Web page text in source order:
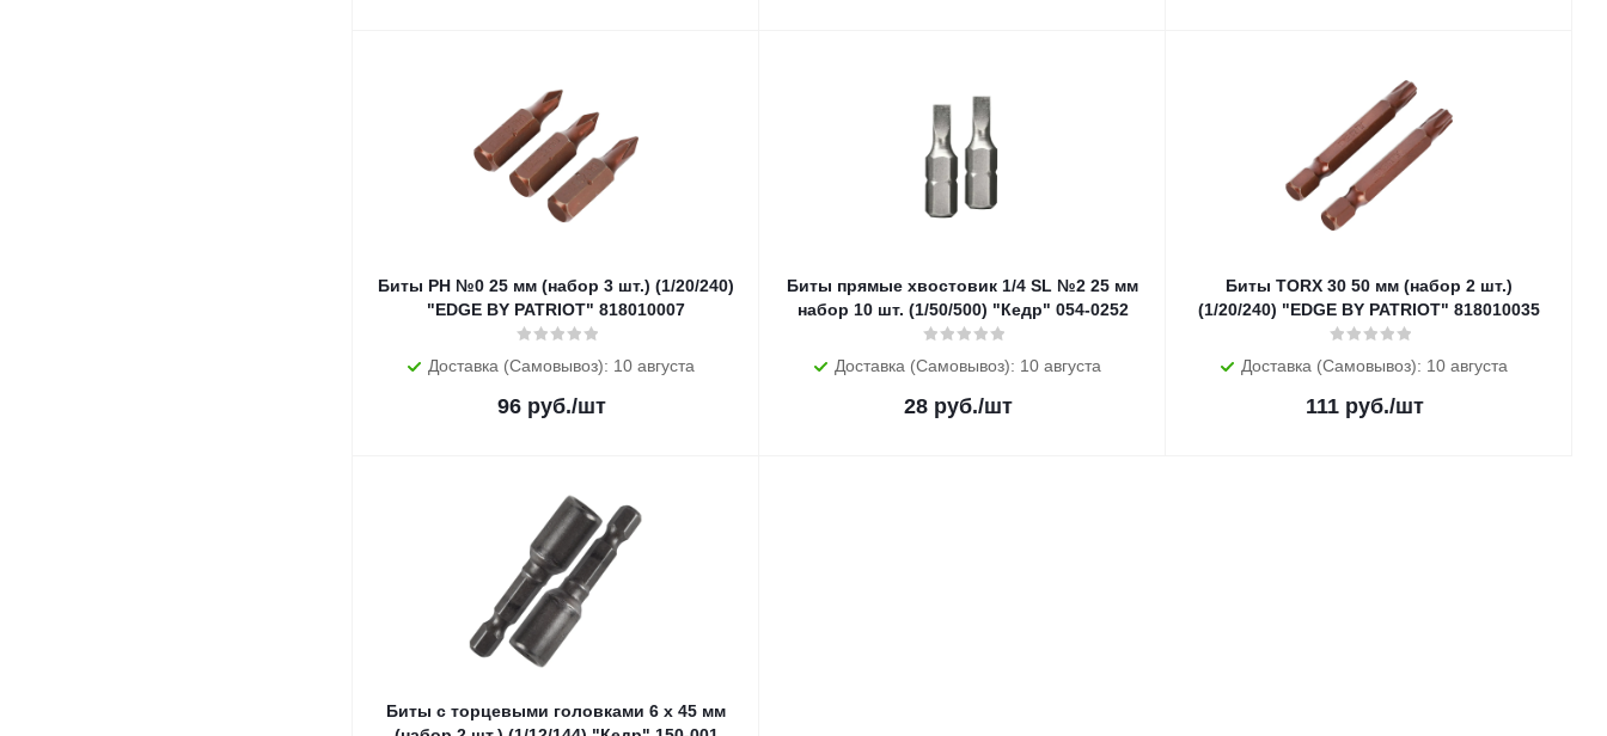
Биты PH №0 25 мм (набор 3 шт.) (1/20/240)
"EDGE BY PATRIOT" 818010007
Доставка (Самовывоз): 10 августа
96 руб./шт
Биты прямые хвостовик 1/4 SL №2 25 мм
набор 10 шт. (1/50/500) "Кедр" 054-0252
Доставка (Самовывоз): 10 августа
28 руб./шт
Биты TORX 30 50 мм (набор 2 шт.)
(1/20/240) "EDGE BY PATRIOT" 818010035
Доставка (Самовывоз): 10 августа
111 руб./шт
Биты с торцевыми головками 6 х 45 мм